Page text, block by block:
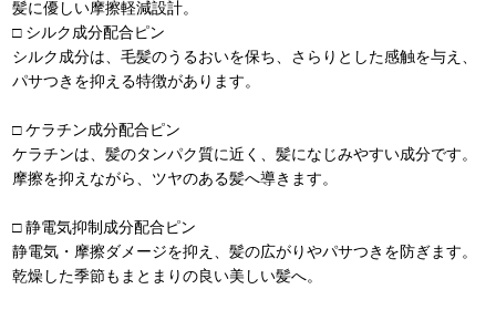
髪に優しい摩擦軽減設計。
□ シルク成分配合ピン
シルク成分は、毛髪のうるおいを保ち、さらりとした感触を与え、
パサつきを抑える特徴があります。
□ ケラチン成分配合ピン
ケラチンは、髪のタンパク質に近く、髪になじみやすい成分です。
摩擦を抑えながら、ツヤのある髪へ導きます。
□ 静電気抑制成分配合ピン
静電気・摩擦ダメージを抑え、髪の広がりやパサつきを防ぎます。
乾燥した季節もまとまりの良い美しい髪へ。